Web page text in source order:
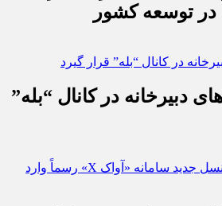
توسعه کشور
دبیرخانه در کانال “بله”